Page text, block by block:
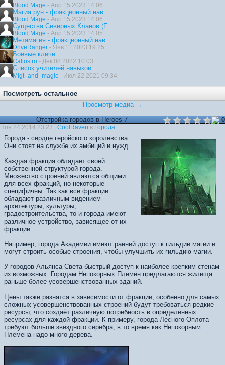
Blood Mage - Апр 15 2023 14:06
Магия рун - фракционный нав...
Blood Mage - Апр 15 2023 14:06
Существа Северных Кланов (F...
Blood Mage - Апр 15 2023 14:05
Метамагия - фракционный нав...
DriveRanger - Янв 11 2023 19:25
Боевые кличи
Caliostro - Дек 08 2022 10:03
Список учителей навыков
Migt_and_magic - Июл 22 2021 09:34
Посмотреть остальное
Просмотр медиа →
0
Отстройка городов в Heroes 7
Ноя 24 2014 23:23 | CoolRaven в Города
Города - сердце геройского королевства.
Они стоят на службе их амбиций и нужд.
Каждая фракция обладает своей
собственной структурой города.
Множество строений являются общими
для всех фракций, но некоторые
специфичны. Так как все фракции
обладают различным видением
архитектуры, культуры,
градостроительства, то и города имеют
различное устройство, зависящее от их
фракции.
Например, города Академии имеют ранний доступ к гильдии магии и
могут строить особые строения, чтобы улучшить их гильдию магии.
У городов Альянса Света быстрый доступ к наиболее крепким стенам
из возможных. Городам Непокорных Племён предлагаются жилища
раньше более усовершенствованных зданий.
Цены также разнятся в зависимости от фракции, особенно для самых
сложных усовершенствованных строений будут требоваться редкие
ресурсы, что создаёт различную потребность в определённых
ресурсах для каждой фракции. К примеру, города Лесного Оплота
требуют больше звёздного серебра, в то время как Непокорным
Племена надо много дерева.